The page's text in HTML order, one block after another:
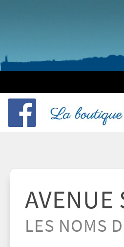
AVENUE
LES NOMS